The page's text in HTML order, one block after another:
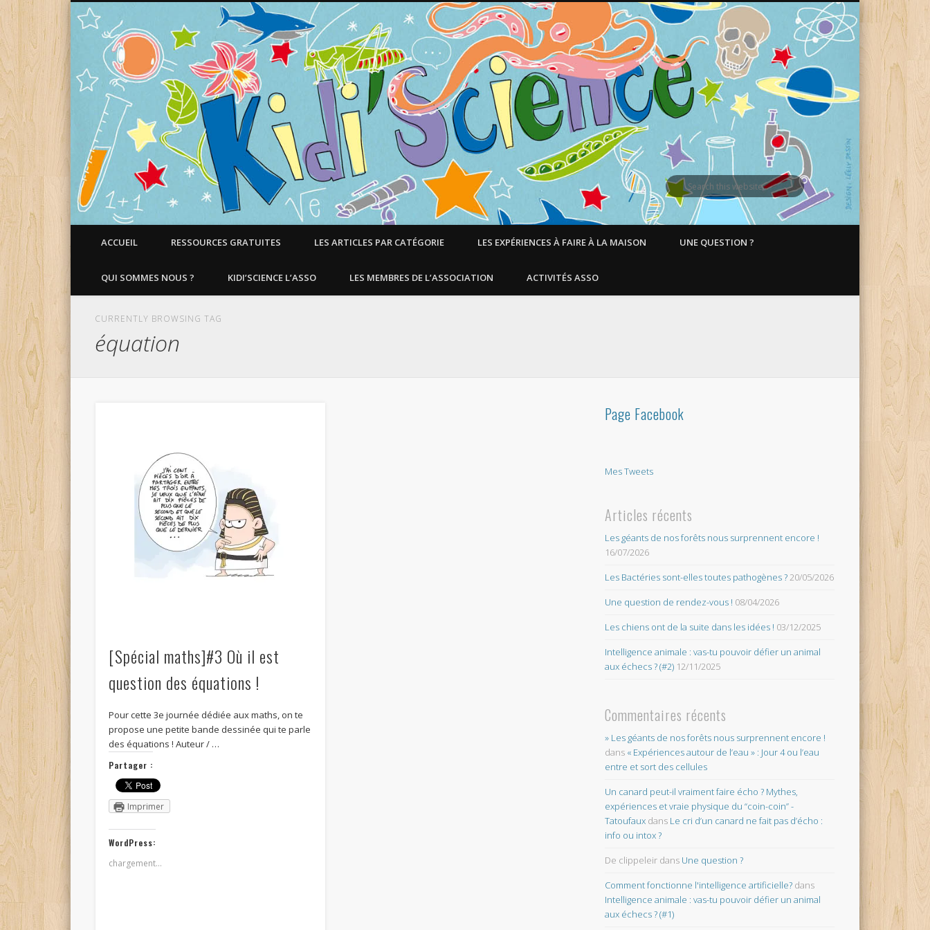
Faire aimer les Sciences aux Enfants !
ACCUEIL RESSOURCES GRATUITES LES ARTICLES PAR CATÉGORIE LES EXPÉRIENCES À FAIRE À LA MAISON UNE QUESTION ?
QUI SOMMES NOUS ? KIDI’SCIENCE L’ASSO LES MEMBRES DE L’ASSOCIATION ACTIVITÉS ASSO
CURRENTLY BROWSING TAG
équation
[Spécial maths]#3 Où il est
question des équations !
Pour cette 3e journée dédiée aux maths, on te
propose une petite bande dessinée qui te parle
des équations ! Auteur / …
Partager :
Imprimer
WordPress:
chargement…
Page Facebook
Mes Tweets
Articles récents
Les géants de nos forêts nous surprennent encore !
16/07/2026
Les Bactéries sont-elles toutes pathogènes ?20/05/2026
Une question de rendez-vous ! 08/04/2026
Les chiens ont de la suite dans les idées ! 03/12/2025
Intelligence animale : vas-tu pouvoir défier un animal
aux échecs ? (#2) 12/11/2025
Commentaires récents
» Les géants de nos forêts nous surprennent encore !
dans « Expériences autour de l’eau » : Jour 4 ou l’eau
entre et sort des cellules
Un canard peut-il vraiment faire écho ? Mythes,
expériences et vraie physique du “coin-coin” -
Tatoufaux dans Le cri d’un canard ne fait pas d’écho :
info ou intox ?
De clippeleir dans Une question ?
Comment fonctionne l'intelligence artificielle? dans
Intelligence animale : vas-tu pouvoir défier un animal
aux échecs ? (#1)